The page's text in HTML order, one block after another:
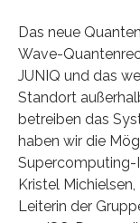
Das neue
Wave-
JUNIQ und das
Standort
betreiben das
haben wir die
Supercomputing-
Kristel
Leiterin der